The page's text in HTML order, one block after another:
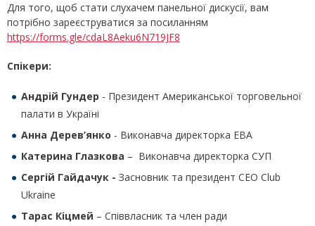
Для того, щоб стати слухачем панельної дискусії, вам
потрібно зареєструватися за посиланням
https://forms.gle/cdaL8Aeku6N719JF8
Спікери:
Андрій Гундер - Президент Американської торговельної
палати в Україні
Анна Дерев’янко - Виконавча директорка EBA
Катерина Глазкова – Виконавча директорка СУП
Сергій Гайдачук - Засновник та президент CEO Club
Ukraine
Тарас Кіцмей – Співвласник та член ради